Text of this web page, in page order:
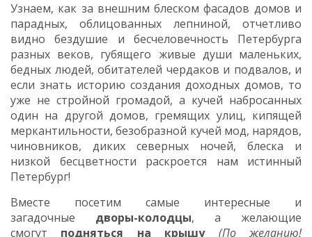
Узнаем, как за внешним блеском фасадов домов и
парадных, облицованных лепниной, отчетливо
видно бездушие и бесчеловечность Петербурга
разных веков, губящего живые души маленьких,
бедных людей, обитателей чердаков и подвалов, и
если знать историю создания доходных домов, то
уже не стройной громадой, а кучей набросанных
один на другой домов, гремящих улиц, кипящей
меркантильности, безобразной кучей мод, нарядов,
чиновников, диких северных ночей, блеска и
низкой бесцветности раскроется нам истинный
Петербург!
Вместе посетим самые интересные и
загадочные дворы-колодцы, а желающие
смогут подняться на крышу (По желанию!